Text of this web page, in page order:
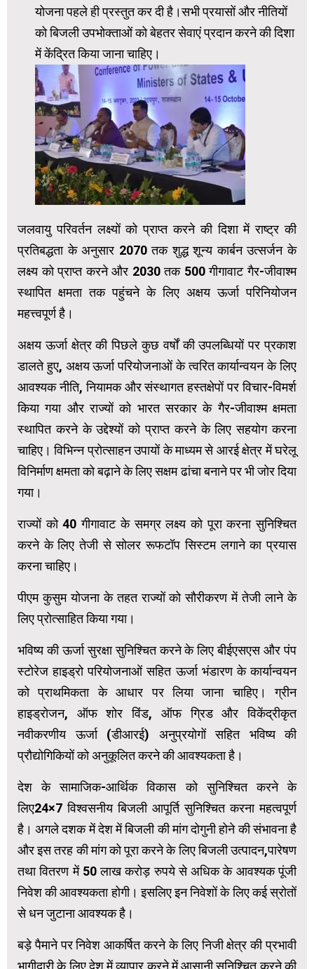
योजना पहले ही प्रस्तुत कर दी है।सभी प्रयासों और नीतियों
को बिजली उपभोक्ताओं को बेहतर सेवाएं प्रदान करने की दिशा
में केंद्रित किया जाना चाहिए।
जलवायु परिवर्तन लक्ष्यों को प्राप्त करने की दिशा में राष्ट्र की
प्रतिबद्धता के अनुसार 2070 तक शुद्ध शून्य कार्बन उत्सर्जन के
लक्ष्य को प्राप्त करने और 2030 तक 500 गीगावाट गैर-जीवाश्म
स्थापित क्षमता तक पहुंचने के लिए अक्षय ऊर्जा परिनियोजन
महत्त्वपूर्ण है।
अक्षय ऊर्जा क्षेत्र की पिछले कुछ वर्षों की उपलब्धियों पर प्रकाश
डालते हुए, अक्षय ऊर्जा परियोजनाओं के त्वरित कार्यान्वयन के लिए
आवश्यक नीति, नियामक और संस्थागत हस्तक्षेपों पर विचार-विमर्श
किया गया और राज्यों को भारत सरकार के गैर-जीवाश्म क्षमता
स्थापित करने के उद्देश्यों को प्राप्त करने के लिए सहयोग करना
चाहिए। विभिन्न प्रोत्साहन उपायों के माध्यम से आरई क्षेत्र में घरेलू
विनिर्माण क्षमता को बढ़ाने के लिए सक्षम ढांचा बनाने पर भी जोर दिया
गया।
राज्यों को 40 गीगावाट के समग्र लक्ष्य को पूरा करना सुनिश्चित
करने के लिए तेजी से सोलर रूफटॉप सिस्टम लगाने का प्रयास
करना चाहिए।
पीएम कुसुम योजना के तहत राज्यों को सौरीकरण में तेजी लाने के
लिए प्रोत्साहित किया गया।
भविष्य की ऊर्जा सुरक्षा सुनिश्चित करने के लिए बीईएसएस और पंप
स्टोरेज हाइड्रो परियोजनाओं सहित ऊर्जा भंडारण के कार्यान्वयन
को प्राथमिकता के आधार पर लिया जाना चाहिए। ग्रीन
हाइड्रोजन, ऑफ शोर विंड, ऑफ ग्रिड और विकेंद्रीकृत
नवीकरणीय ऊर्जा (डीआरई) अनुप्रयोगों सहित भविष्य की
प्रौद्योगिकियों को अनुकूलित करने की आवश्यकता है।
देश के सामाजिक-आर्थिक विकास को सुनिश्चित करने के
लिए24×7 विश्वसनीय बिजली आपूर्ति सुनिश्चित करना महत्वपूर्ण
है। अगले दशक में देश में बिजली की मांग दोगुनी होने की संभावना है
और इस तरह की मांग को पूरा करने के लिए बिजली उत्पादन,पारेषण
तथा वितरण में 50 लाख करोड़ रुपये से अधिक के आवश्यक पूंजी
निवेश की आवश्यकता होगी। इसलिए इन निवेशों के लिए कई स्रोतों
से धन जुटाना आवश्यक है।
बड़े पैमाने पर निवेश आकर्षित करने के लिए निजी क्षेत्र की प्रभावी
भागीदारी के लिए देश में व्यापार करने में आसानी सुनिश्चित करने की